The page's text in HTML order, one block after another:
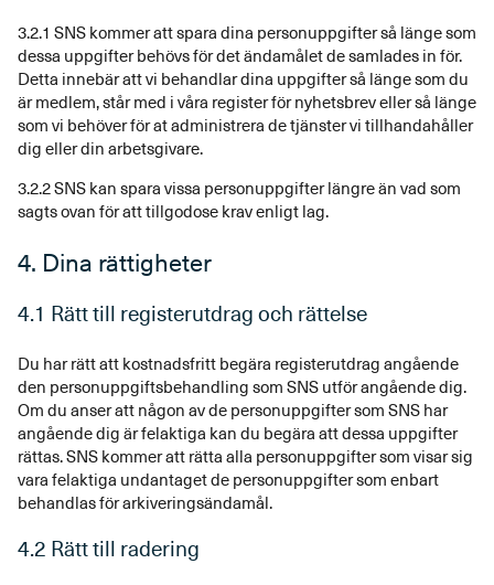
3.2.1 SNS kommer att spara dina personuppgifter så länge som
dessa uppgifter behövs för det ändamålet de samlades in för.
Detta innebär att vi behandlar dina uppgifter så länge som du
är medlem, står med i våra register för nyhetsbrev eller så länge
som vi behöver för at administrera de tjänster vi tillhandahåller
dig eller din arbetsgivare.
3.2.2 SNS kan spara vissa personuppgifter längre än vad som
sagts ovan för att tillgodose krav enligt lag.
4. Dina rättigheter
4.1 Rätt till registerutdrag och rättelse
Du har rätt att kostnadsfritt begära registerutdrag angående
den personuppgiftsbehandling som SNS utför angående dig.
Om du anser att någon av de personuppgifter som SNS har
angående dig är felaktiga kan du begära att dessa uppgifter
rättas. SNS kommer att rätta alla personuppgifter som visar sig
vara felaktiga undantaget de personuppgifter som enbart
behandlas för arkiveringsändamål.
4.2 Rätt till radering